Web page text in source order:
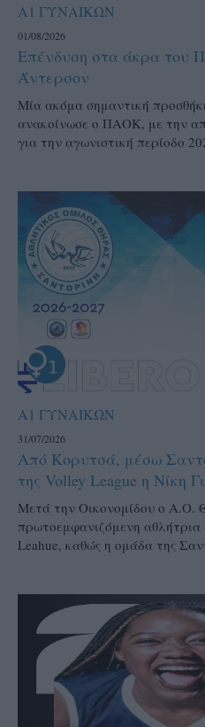
Α1 ΓΥΝΑΙΚΩΝ
01/08/2026
Επένδυση στα άκρα του
Άντερσον
Μία ακόμα σημαντική
ανακοίνωσε ο ΠΑΟΚ, με την
για την αγωνιστική περίοδο
Α1 ΓΥΝΑΙΚΩΝ
31/07/2026
Από Κορυτσά, μέσω
της Volley League η Νίκη
Μετά την Οικονομίδου ο Α.Ο.
πρωτοεμφανιζόμενη
Leahue, καθώς η ομάδα της